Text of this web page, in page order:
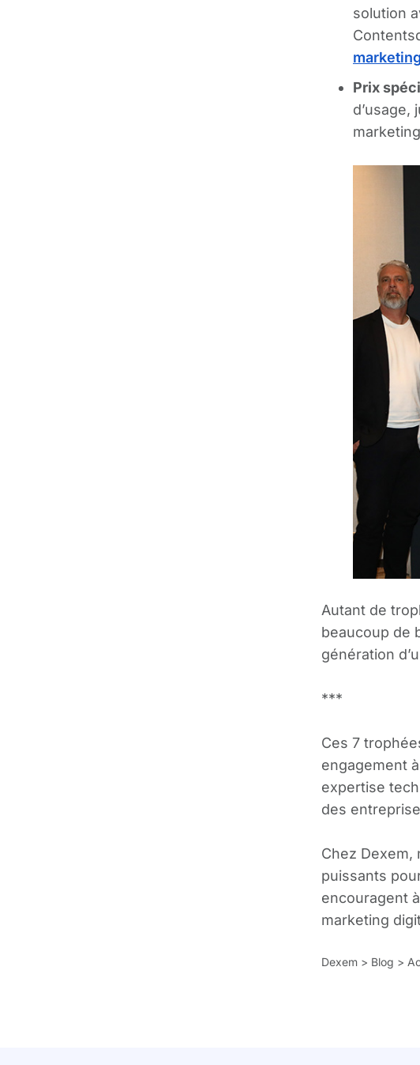
solution
marketing
Prix
Autant de
beaucoup de
génération
***
Ces 7
engagement
expertise
des
Chez
puissants
encouragent
marketing
Dexem > Blog >